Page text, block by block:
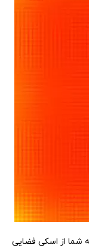
شما از اسکی فضایی